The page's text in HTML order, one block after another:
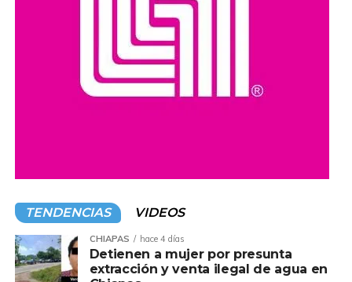
Con el objetivo de garantizar el acceso a los servicios
gratuitas a mujeres de 40 a 69 años, como parte de la
Mama.
La dependencia estatal informó que esta estrategia
busca no solo fortalecer la detección oportuna de este
TENDENCIAS VIDEOS
CHIAPAS hace 4 días
Detienen a mujer por presunta
extracción y venta ilegal de agua en